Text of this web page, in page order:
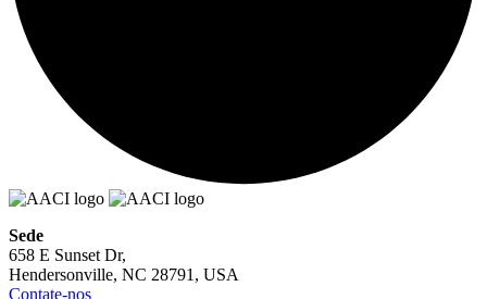
Sede
658 E Sunset Dr,
Hendersonville, NC 28791, USA
Contate-nos